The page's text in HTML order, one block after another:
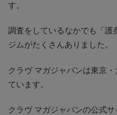
す。
調査をしているなかでも「護
ジムがたくさんありました。
クラヴ マガジャパンは東京
ています。
クラヴ マガジャパンの公式サ